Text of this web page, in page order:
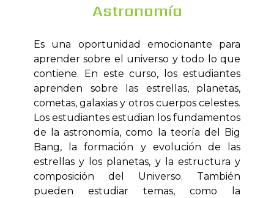
Astronomía
Es una oportunidad emocionante para
aprender sobre el universo y todo lo que
contiene. En este curso, los estudiantes
aprenden sobre las estrellas, planetas,
cometas, galaxias y otros cuerpos celestes.
Los estudiantes estudian los fundamentos
de la astronomía, como la teoría del Big
Bang, la formación y evolución de las
estrellas y los planetas, y la estructura y
composición del Universo. También
pueden estudiar temas, como la